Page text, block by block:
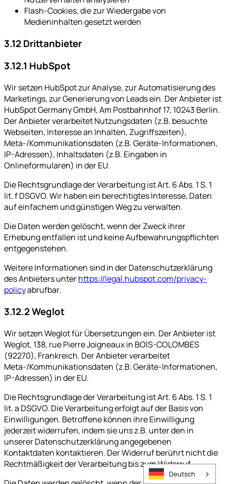
Flash-Cookies, die zur Wiedergabe von
Medieninhalten gesetzt werden
3.12 Drittanbieter
3.12.1 HubSpot
Wir setzen HubSpot zur Analyse, zur Automatisierung des
Marketings, zur Generierung von Leads ein. Der Anbieter ist
HubSpot Germany GmbH, Am Postbahnhof 17, 10243 Berlin.
Der Anbieter verarbeitet Nutzungsdaten (z.B. besuchte
Webseiten, Interesse an Inhalten, Zugriffszeiten),
Meta-/Kommunikationsdaten (z.B. Geräte-Informationen,
IP-Adressen), Inhaltsdaten (z.B. Eingaben in
Onlineformularen) in der EU.
Die Rechtsgrundlage der Verarbeitung ist Art. 6 Abs. 1 S. 1
lit. f DSGVO. Wir haben ein berechtigtes Interesse, Daten
auf einfachem und günstigen Weg zu verwalten.
Die Daten werden gelöscht, wenn der Zweck ihrer
Erhebung entfallen ist und keine Aufbewahrungspflichten
entgegenstehen.
Weitere Informationen sind in der Datenschutzerklärung
des Anbieters unterhttps://legal.hubspot.com/privacy-
policyabrufbar.
3.12.2 Weglot
Wir setzen Weglot für Übersetzungen ein. Der Anbieter ist
Weglot, 138, rue Pierre Joigneaux in BOIS-COLOMBES
(92270), Frankreich. Der Anbieter verarbeitet
Meta-/Kommunikationsdaten (z.B. Geräte-Informationen,
IP-Adressen) in der EU.
Die Rechtsgrundlage der Verarbeitung ist Art. 6 Abs. 1 S. 1
lit. a DSGVO. Die Verarbeitung erfolgt auf der Basis von
Einwilligungen. Betroffene können ihre Einwilligung
jederzeit widerrufen, indem sie uns z.B. unter den in
unserer Datenschutzerklärung angegebenen
Kontaktdaten kontaktieren. Der Widerruf berührt nicht die
Rechtmäßigkeit der Verarbeitung bis zum Widerruf.
Deutsch